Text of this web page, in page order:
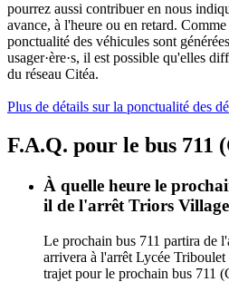
pourrez aussi contribuer en nous
avance, à l'heure ou en retard. Comme
ponctualité des véhicules sont
usager·ère·s, il est possible qu'elles
du réseau Citéa.
Plus de détails sur la ponctualité des
F.A.Q. pour le bus 711
À quelle heure le
il de l'arrêt Triors
Le prochain bus 711 partira de
arrivera à l'arrêt Lycée
trajet pour le prochain bus 711